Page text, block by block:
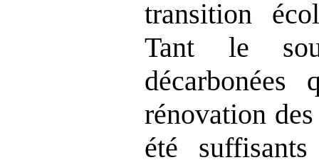
transition
Tant le
rénovation
été